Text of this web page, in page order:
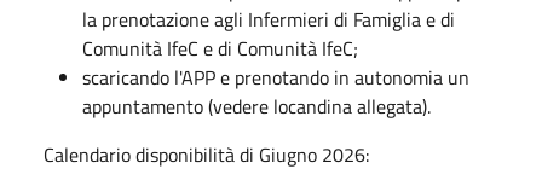
la prenotazione agli Infermieri di Famiglia e di
Comunità IfeC e di Comunità IfeC;
scaricando l'APP e prenotando in autonomia un
appuntamento (vedere locandina allegata).
Calendario disponibilità di Giugno 2026: